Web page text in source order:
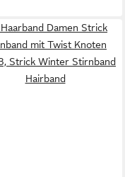
Damen Strick
mit Twist Knoten
Strick Winter Stirnband
Hairband